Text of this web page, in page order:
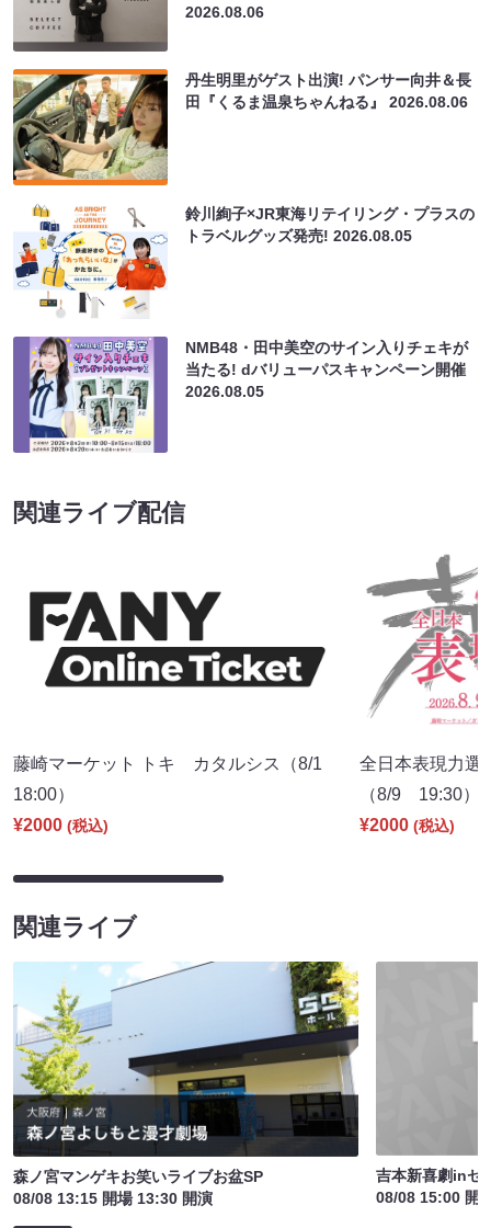
2026.08.06
丹生明里がゲスト出演! パンサー向井＆長
田『くるま温泉ちゃんねる』2026.08.06
鈴川絢子×JR東海リテイリング・プラスの
トラベルグッズ発売!2026.08.05
NMB48・田中美空のサイン入りチェキが
当たる! dバリューパスキャンペーン開催
2026.08.05
関連ライブ配信
藤崎マーケット トキ カタルシス（8/1
18:00）
¥2000 (税込)
全日本表現力選
（8/9 19:30）
¥2000 (税込)
関連ライブ
森ノ宮マンゲキお笑いライブお盆SP
08/08 13:15 開場 13:30 開演
吉本新喜劇inセ
08/08 15:00 開